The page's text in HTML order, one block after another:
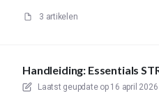
3 artikelen
Handleiding: Essentials
Laatst geupdate op 16 april